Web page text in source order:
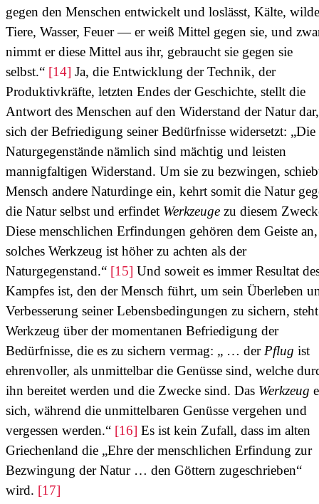
gegen den Menschen entwickelt und loslässt, Kälte, wilde
Tiere, Wasser, Feuer — er weiß Mittel gegen sie, und
nimmt er diese Mittel aus ihr, gebraucht sie gegen sie
selbst.“ [14] Ja, die Entwicklung der Technik, der
Produktivkräfte, letzten Endes der Geschichte, stellt die
Antwort des Menschen auf den Widerstand der Natur
sich der Befriedigung seiner Bedürfnisse widersetzt: „Die
Naturgegenstände nämlich sind mächtig und leisten
mannigfaltigen Widerstand. Um sie zu bezwingen,
Mensch andere Naturdinge ein, kehrt somit die Natur
die Natur selbst und erfindet Werkzeuge zu diesem
Diese menschlichen Erfindungen gehören dem Geiste
solches Werkzeug ist höher zu achten als der
Naturgegenstand.“ [15] Und soweit es immer Resultat
Kampfes ist, den der Mensch führt, um sein Überleben
Verbesserung seiner Lebensbedingungen zu sichern,
Werkzeug über der momentanen Befriedigung der
Bedürfnisse, die es zu sichern vermag: „ … der Pflug ist
ehrenvoller, als unmittelbar die Genüsse sind, welche
ihn bereitet werden und die Zwecke sind. Das Werkzeug
sich, während die unmittelbaren Genüsse vergehen und
vergessen werden.“ [16] Es ist kein Zufall, dass im alten
Griechenland die „Ehre der menschlichen Erfindung zur
Bezwingung der Natur … den Göttern zugeschrieben“
wird. [17]